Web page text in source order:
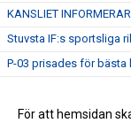
KANSLIET INFORMERAR
Stuvsta IF:s sportsliga
P-03 prisades för bästa
Stuvsta IF arrangerar
För att hemsidan